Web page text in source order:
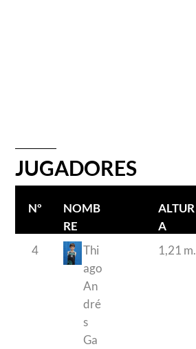
JUGADORES
Nº
NOMB
RE
JUGAD
OR
ALTUR
A
4
Thi
ago
An
dré
s
Ga
1,21 m.